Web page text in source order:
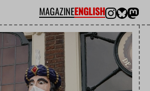
MAGAZINEENGLISH